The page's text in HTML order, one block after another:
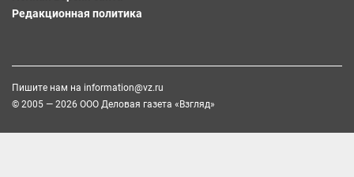
Редакционная политика
Пишите нам на information@vz.ru
© 2005 — 2026 ООО Деловая газета «Взгляд»